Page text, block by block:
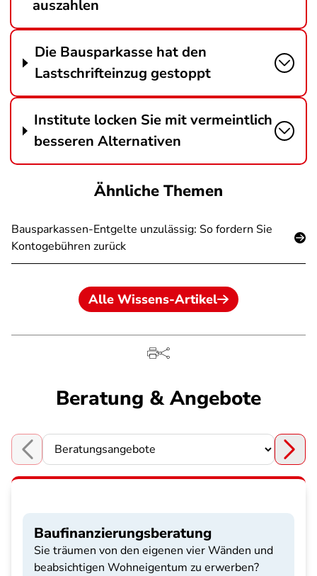
auszahlen
Die Bausparkasse hat den
Lastschrifteinzug gestoppt
Institute locken Sie mit vermeintlich
besseren Alternativen
Ähnliche Themen
Bausparkassen-Entgelte unzulässig: So fordern Sie
Kontogebühren zurück
Alle Wissens-Artikel
Beratung & Angebote
Choose a section
Baufinanzierungsberatung
Sie träumen von den eigenen vier Wänden und
beabsichtigen Wohneigentum zu erwerben?